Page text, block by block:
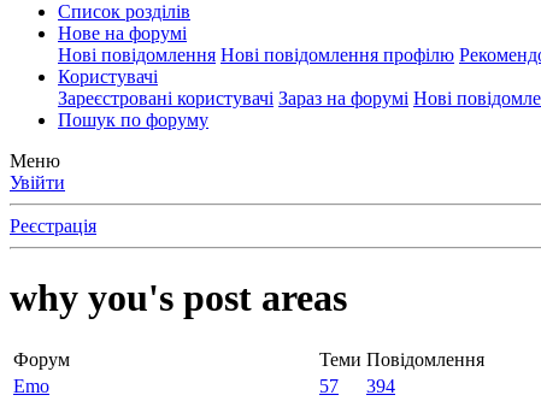
Список розділів
Нове на форумі
Нові повідомлення Нові повідомлення профілю
Користувачі
Зареєстровані користувачі Зараз на форумі Нові
Пошук по форуму
Меню
Увійти
Реєстрація
why you's post areas
Форум Теми Повідомлення
Emo
57
394